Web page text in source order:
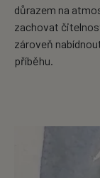
důrazem na
zachovat
zároveň
příběhu.